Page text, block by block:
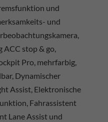
und
und
ACC stop & go,
Pro, mehrfarbig,
Dynamischer
Assist, Elektronische
Fahrassistent
Lane Assist und